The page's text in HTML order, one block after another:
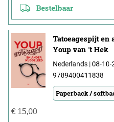
Bestelbaar
Tatoeagespijt en
Youp van 't Hek
Nederlands | 08-
9789400411838
Paperback /
€15,00